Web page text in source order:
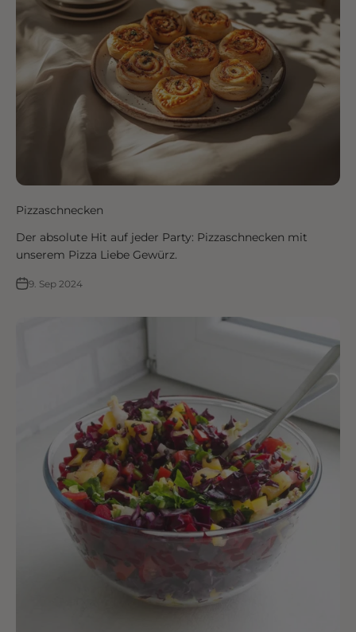
Pizzaschnecken
Der absolute Hit auf jeder Party: Pizzaschnecken mit
unserem Pizza Liebe Gewürz.
9. Sep 2024